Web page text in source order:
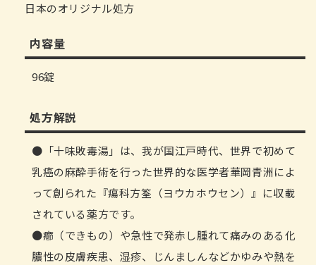
日本のオリジナル処方
内容量
96錠
処方解説
「十味敗毒湯」は、我が国江戸時代、世界で初めて
乳癌の麻酔手術を行った世界的な医学者華岡青洲によ
って創られた『瘍科方筌（ヨウカホウセン）』に収載
されている薬方です。
癤（できもの）や急性で発赤し腫れて痛みのある化
膿性の皮膚疾患、湿疹、じんましんなどかゆみや熱を